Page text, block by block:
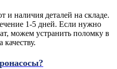
и наличия деталей на складе.
1-5 дней. Если нужно
можем устранить поломку в